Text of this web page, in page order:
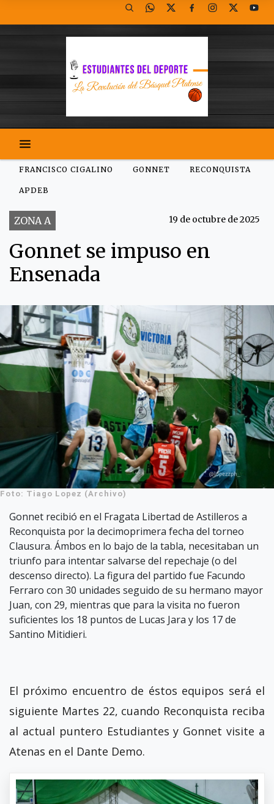
FRANCISCO CIGALINO GONNET RECONQUISTA
APDEB
ZONA A 19 de octubre de 2025
Gonnet se impuso en
Ensenada
Foto: Tiago Lopez (Archivo)
Gonnet recibió en el Fragata Libertad de Astilleros a
Reconquista por la decimoprimera fecha del torneo
Clausura. Ámbos en lo bajo de la tabla, necesitaban un
triunfo para intentar salvarse del repechaje (o del
descenso directo). La figura del partido fue Facundo
Ferraro con 30 unidades seguido de su hermano mayor
Juan, con 29, mientras que para la visita no fueron
suficientes los 18 puntos de Lucas Jara y los 17 de
Santino Mitidieri.
El próximo encuentro de éstos equipos será el
siguiente Martes 22, cuando Reconquista reciba
al actual puntero Estudiantes y Gonnet visite a
Atenas en el Dante Demo.